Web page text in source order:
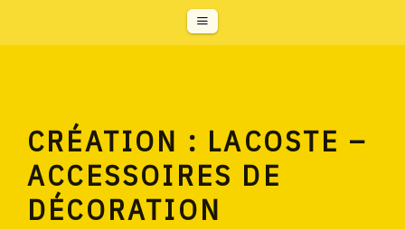
CRÉATION : LACOSTE –
ACCESSOIRES DE
DÉCORATION